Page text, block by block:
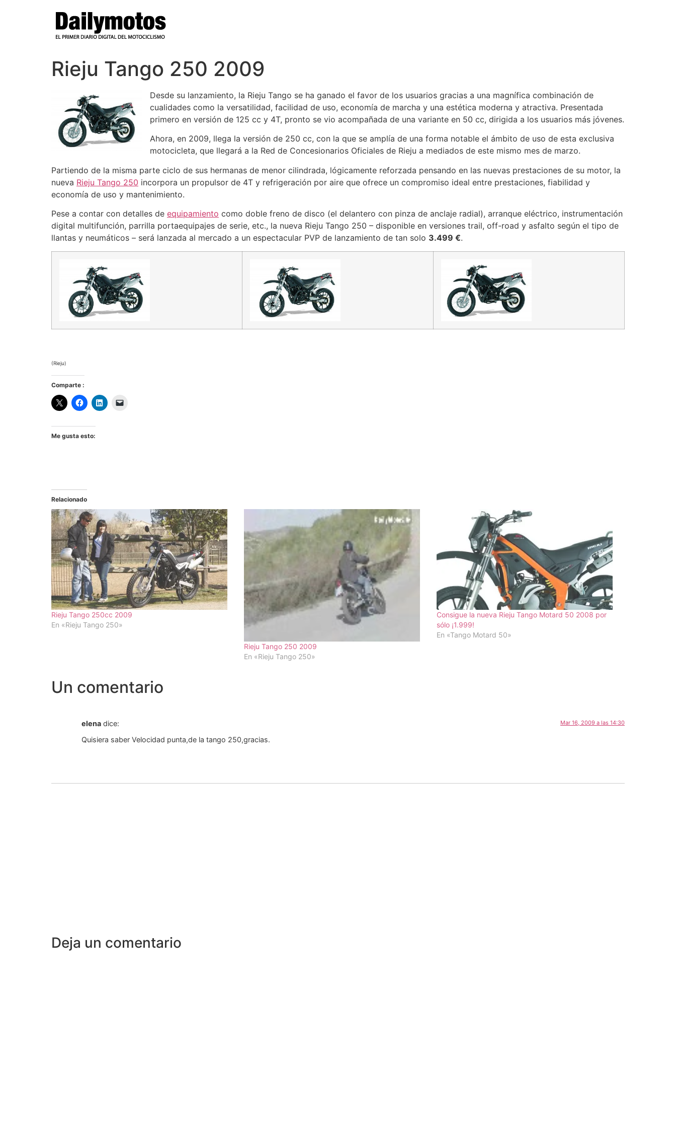
Rieju Tango 250 2009
Desde su lanzamiento, la Rieju Tango se ha ganado el favor de los usuarios gracias a una magnífica combinación de
cualidades como la versatilidad, facilidad de uso, economía de marcha y una estética moderna y atractiva. Presentada
primero en versión de 125 cc y 4T, pronto se vio acompañada de una variante en 50 cc, dirigida a los usuarios más jóvenes.
Ahora, en 2009, llega la versión de 250 cc, con la que se amplía de una forma notable el ámbito de uso de esta exclusiva
motocicleta, que llegará a la Red de Concesionarios Oficiales de Rieju a mediados de este mismo mes de marzo.
Partiendo de la misma parte ciclo de sus hermanas de menor cilindrada, lógicamente reforzada pensando en las nuevas prestaciones de su motor, la
nueva Rieju Tango 250 incorpora un propulsor de 4T y refrigeración por aire que ofrece un compromiso ideal entre prestaciones, fiabilidad y
economía de uso y mantenimiento.
Pese a contar con detalles de equipamiento como doble freno de disco (el delantero con pinza de anclaje radial), arranque eléctrico, instrumentación
digital multifunción, parrilla portaequipajes de serie, etc., la nueva Rieju Tango 250 – disponible en versiones trail, off-road y asfalto según el tipo de
llantas y neumáticos – será lanzada al mercado a un espectacular PVP de lanzamiento de tan solo 3.499 €.
(Rieju)
Comparte :
Me gusta esto:
Relacionado
Rieju Tango 250cc 2009
En «Rieju Tango 250»
Rieju Tango 250 2009
En «Rieju Tango 250»
Consigue la nueva Rieju Tango Motard 50 2008 por
sólo ¡1.999!
En «Tango Motard 50»
Un comentario
elena dice: Mar 16, 2009 a las 14:30
Quisiera saber Velocidad punta,de la tango 250,gracias.
Deja un comentario